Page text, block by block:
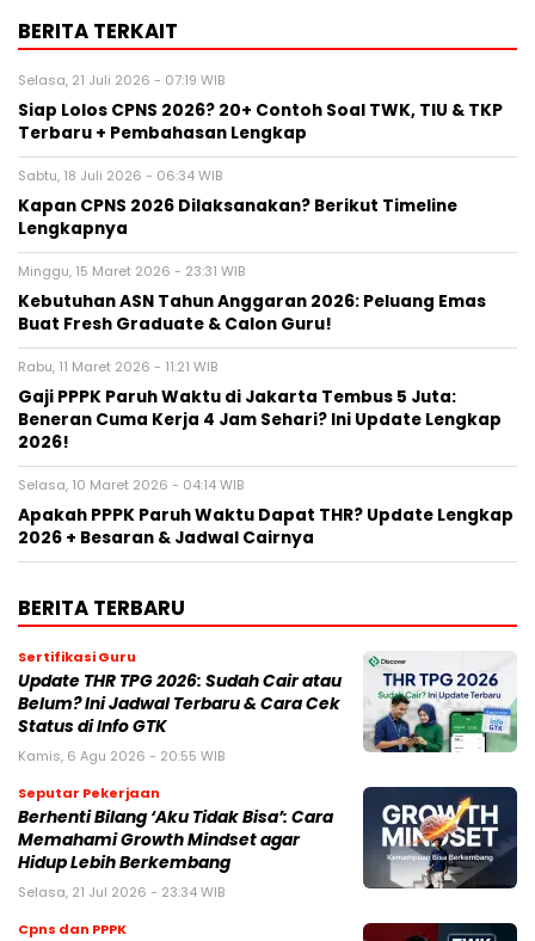
BERITA TERKAIT
Selasa, 21 Juli 2026 - 07:19 WIB
Siap Lolos CPNS 2026? 20+ Contoh Soal TWK, TIU & TKP
Terbaru + Pembahasan Lengkap
Sabtu, 18 Juli 2026 - 06:34 WIB
Kapan CPNS 2026 Dilaksanakan? Berikut Timeline
Lengkapnya
Minggu, 15 Maret 2026 - 23:31 WIB
Kebutuhan ASN Tahun Anggaran 2026: Peluang Emas
Buat Fresh Graduate & Calon Guru!
Rabu, 11 Maret 2026 - 11:21 WIB
Gaji PPPK Paruh Waktu di Jakarta Tembus 5 Juta:
Beneran Cuma Kerja 4 Jam Sehari? Ini Update Lengkap
2026!
Selasa, 10 Maret 2026 - 04:14 WIB
Apakah PPPK Paruh Waktu Dapat THR? Update Lengkap
2026 + Besaran & Jadwal Cairnya
BERITA TERBARU
Sertifikasi Guru
Update THR TPG 2026: Sudah Cair atau
Belum? Ini Jadwal Terbaru & Cara Cek
Status di Info GTK
Kamis, 6 Agu 2026 - 20:55 WIB
Seputar Pekerjaan
Berhenti Bilang ‘Aku Tidak Bisa’: Cara
Memahami Growth Mindset agar
Hidup Lebih Berkembang
Selasa, 21 Jul 2026 - 23:34 WIB
Cpns dan PPPK